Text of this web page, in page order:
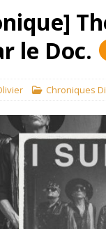
le Doc.
Chroniques